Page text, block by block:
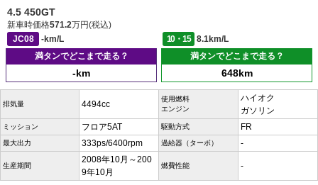
4.5 450GT
新車時価格571.2万円(税込)
JC08
-km/L 10・15
8.1km/L
満タンでどこまで走る？
-km
満タンでどこまで走る？
648km
排気量 4494cc
使用燃料
エンジン
ハイオク
ガソリン
ミッション フロア5AT 駆動方式 FR
最大出力 333ps/6400rpm 過給器（ターボ） -
生産期間
2008年10月～200
9年10月
燃費性能 -